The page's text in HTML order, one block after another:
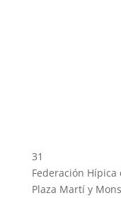
31
Federación Hípica
Plaza Martí y